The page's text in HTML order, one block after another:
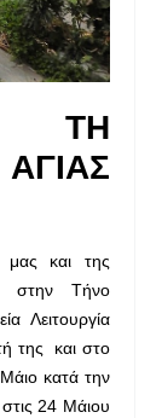
ΤΗ
μας και της
στην Τήνο
Λειτουργία
της και στο
κατά την
24 Μάιου